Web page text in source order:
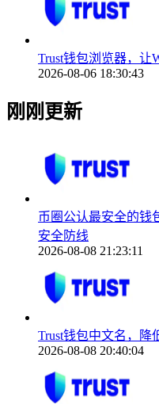
Trust钱包浏览器，让
2026-08-06 18:30:43
刚刚更新
币圈公认最安全的钱
安全防线
2026-08-08 21:23:11
Trust钱包中文名，降
2026-08-08 20:40:04